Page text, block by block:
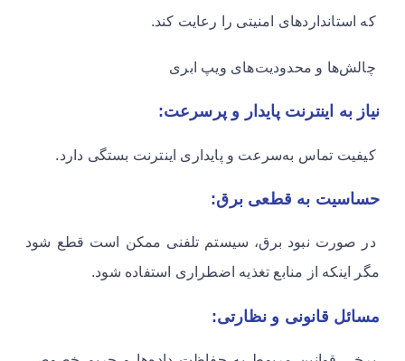
که استانداردهای امنیتی را رعایت کند.
چالش‌ها و محدودیت‌های ویپ ابری
نیاز به اینترنت پایدار و پرسرعت:
کیفیت تماس به‌سرعت و پایداری اینترنت بستگی دارد.
حساسیت به قطعی برق:
در صورت نبود برق، سیستم تلفنی ممکن است قطع شود
مگر اینکه از منابع تغذیه اضطراری استفاده شود.
مسائل قانونی و نظارتی: